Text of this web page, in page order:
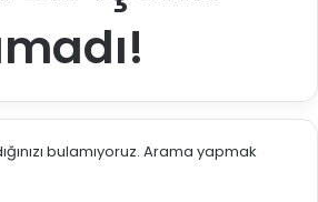
bulamıyoruz. Arama yapmak